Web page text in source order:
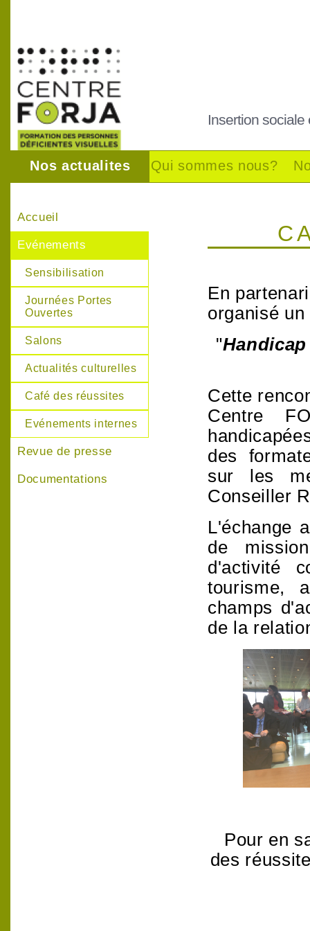
Insertion
Nos actualites Qui sommes nous?
Accueil
Evénements
Sensibilisation
Journées Portes
Ouvertes
Salons
Actualités culturelles
Café des réussites
Evénements internes
Revue de presse
Documentations
En
organisé
"
Cette
Centre
des
sur
les
Conseiller
L'échange
de
d'activité
tourisme,
champs
de la
Pour en
des